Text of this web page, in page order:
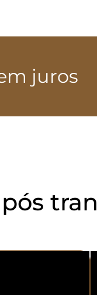
juros